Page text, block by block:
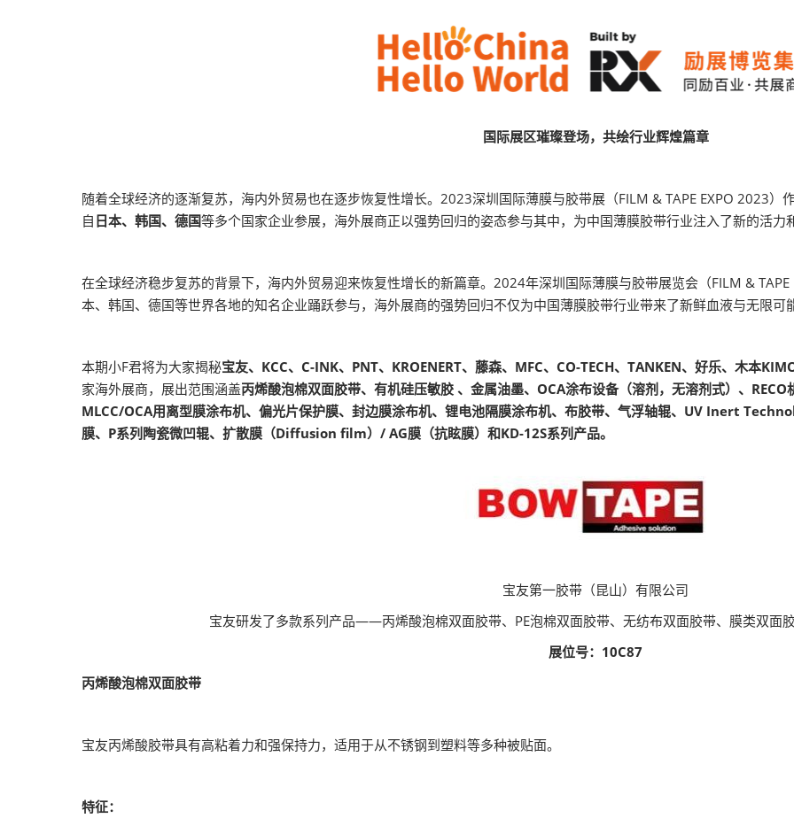
国际展区璀璨登场，共绘行业辉煌篇章
随着全球经济的逐渐复苏，海内外贸易也在逐步恢复性增长。2023深圳国际薄膜与胶带展（FILM & TAPE EXPO 2023
自 日本、韩国、德国等多个国家企业参展，海外展商正以强势回归的姿态参与其中，为中国薄膜胶带行业注入了新的活力
在全球经济稳步复苏的背景下，海内外贸易迎来恢复性增长的新篇章。2024年深圳国际薄膜与胶带展览会（FILM &
本、韩国、德国等世界各地的知名企业踊跃参与，海外展商的强势回归不仅为中国薄膜胶带行业带来了新鲜血液与无限
本期小F君将为大家揭秘宝友、KCC、C-INK、PNT、KROENERT、藤森、MFC、CO-TECH、TANKEN、好乐、木本
家海外展商，展出范围涵盖丙烯酸泡棉双面胶带、有机硅压敏胶 、金属油墨、OCA涂布设备（溶剂，无溶剂式）、
MLCC/OCA用离型膜涂布机、偏光片保护膜、封边膜涂布机、锂电池隔膜涂布机、布胶带、气浮轴辊、UV Inert
膜、P系列陶瓷微凹辊、扩散膜（Diffusion film）/ AG膜（抗眩膜）和KD-12S系列产品。
宝友第一胶带（昆山）有限公司
宝友研发了多款系列产品——丙烯酸泡棉双面胶带、PE泡棉双面胶带、无纺布双面胶带、膜类双面
展位号：10C87
丙烯酸泡棉双面胶带
宝友丙烯酸胶带具有高粘着力和强保持力，适用于从不锈钢到塑料等多种被贴面。
特征：